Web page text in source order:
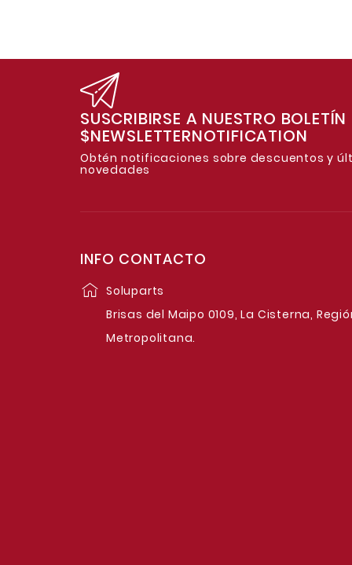
SUSCRIBIRSE A NUESTRO BOLETÍN
$NEWSLETTERNOTIFICATION
Obtén notificaciones sobre descuentos y
novedades
INFO CONTACTO
Soluparts
Brisas del Maipo 0109, La Cisterna,
Metropolitana.